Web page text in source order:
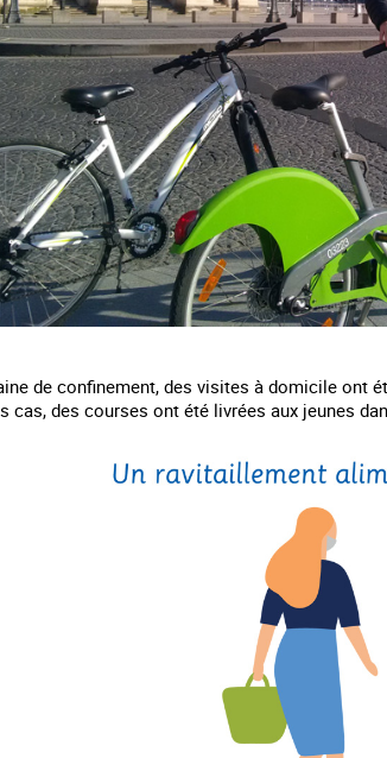
de confinement, des visites à domicile ont
cas, des courses ont été livrées aux jeunes